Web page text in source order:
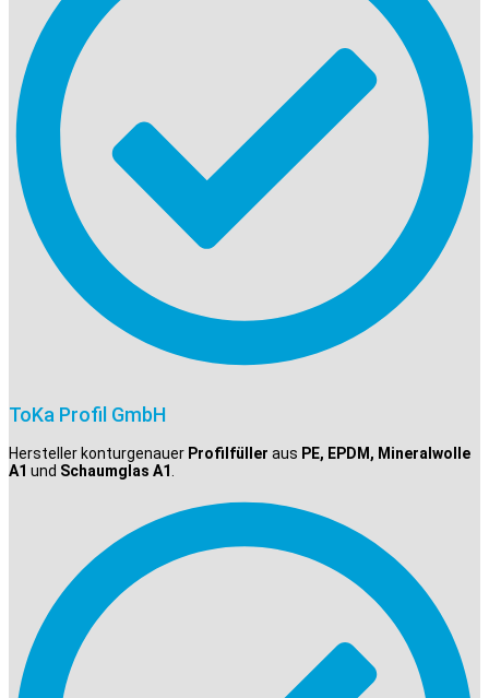
ToKa Profil GmbH
Hersteller konturgenauer Profilfüller aus PE, EPDM, Mineralwolle
A1 und Schaumglas A1.